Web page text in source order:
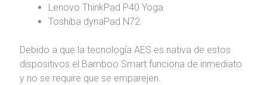
Lenovo ThinkPad P40 Yoga
Toshiba dynaPad N72
Debido a que la tecnología AES es nativa de estos
dispositivos el Bamboo Smart funciona de inmediato
y no se require que se emparejen.